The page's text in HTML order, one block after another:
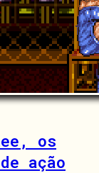
os
ação